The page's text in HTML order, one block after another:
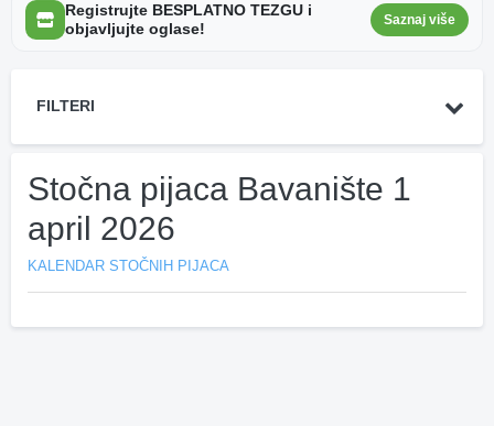
Registrujte BESPLATNO TEZGU i
objavljujte oglase!
Saznaj više
FILTERI
Stočna pijaca Bavanište 1
april 2026
KALENDAR STOČNIH PIJACA